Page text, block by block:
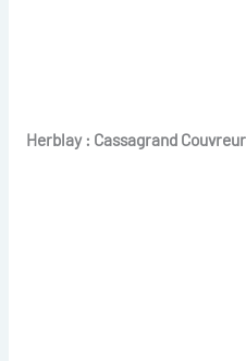
Herblay : Cassagrand